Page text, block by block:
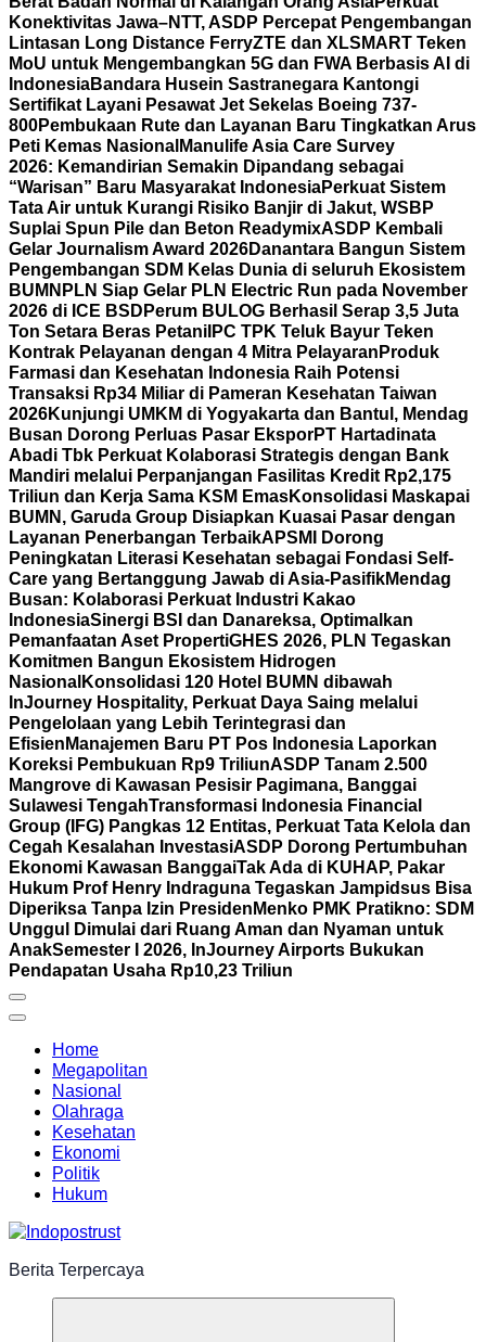
Konektivitas Jawa–NTT, ASDP Percepat Pengembangan
Lintasan Long Distance FerryZTE dan XLSMART Teken
MoU untuk Mengembangkan 5G dan FWA Berbasis AI di
IndonesiaBandara Husein Sastranegara Kantongi
Sertifikat Layani Pesawat Jet Sekelas Boeing 737-
800Pembukaan Rute dan Layanan Baru Tingkatkan Arus
Peti Kemas Nasional Manulife Asia Care Survey
2026: Kemandirian Semakin Dipandang sebagai
“Warisan” Baru Masyarakat IndonesiaPerkuat Sistem
Tata Air untuk Kurangi Risiko Banjir di Jakut, WSBP
Suplai Spun Pile dan Beton ReadymixASDP Kembali
Gelar Journalism Award 2026Danantara Bangun Sistem
Pengembangan SDM Kelas Dunia di seluruh Ekosistem
BUMN PLN Siap Gelar PLN Electric Run pada November
2026 di ICE BSD Perum BULOG Berhasil Serap 3,5 Juta
Ton Setara Beras Petani IPC TPK Teluk Bayur Teken
Kontrak Pelayanan dengan 4 Mitra Pelayaran Produk
Farmasi dan Kesehatan Indonesia Raih Potensi
Transaksi Rp34 Miliar di Pameran Kesehatan Taiwan
2026Kunjungi UMKM di Yogyakarta dan Bantul, Mendag
Busan Dorong Perluas Pasar EksporPT Hartadinata
Abadi Tbk Perkuat Kolaborasi Strategis dengan Bank
Mandiri melalui Perpanjangan Fasilitas Kredit Rp2,175
Triliun dan Kerja Sama KSM EmasKonsolidasi Maskapai
BUMN, Garuda Group Disiapkan Kuasai Pasar dengan
Layanan Penerbangan TerbaikAPSMI Dorong
Peningkatan Literasi Kesehatan sebagai Fondasi Self-
Care yang Bertanggung Jawab di Asia-PasifikMendag
Busan: Kolaborasi Perkuat Industri Kakao
IndonesiaSinergi BSI dan Danareksa, Optimalkan
Pemanfaatan Aset PropertiGHES 2026, PLN Tegaskan
Komitmen Bangun Ekosistem Hidrogen
Nasional Konsolidasi 120 Hotel BUMN dibawah
InJourney Hospitality, Perkuat Daya Saing melalui
Pengelolaan yang Lebih Terintegrasi dan
Efisien Manajemen Baru PT Pos Indonesia Laporkan
Koreksi Pembukuan Rp9 TriliunASDP Tanam 2.500
Mangrove di Kawasan Pesisir Pagimana, Banggai
Sulawesi TengahTransformasi Indonesia Financial
Group (IFG) Pangkas 12 Entitas, Perkuat Tata Kelola dan
Cegah Kesalahan InvestasiASDP Dorong Pertumbuhan
Ekonomi Kawasan BanggaiTak Ada di KUHAP, Pakar
Hukum Prof Henry Indraguna Tegaskan Jampidsus Bisa
Diperiksa Tanpa Izin Presiden Menko PMK Pratikno: SDM
Unggul Dimulai dari Ruang Aman dan Nyaman untuk
AnakSemester I 2026, InJourney Airports Bukukan
Pendapatan Usaha Rp10,23 Triliun
Home
Megapolitan
Nasional
Olahraga
Kesehatan
Ekonomi
Politik
Hukum
Berita Terpercaya